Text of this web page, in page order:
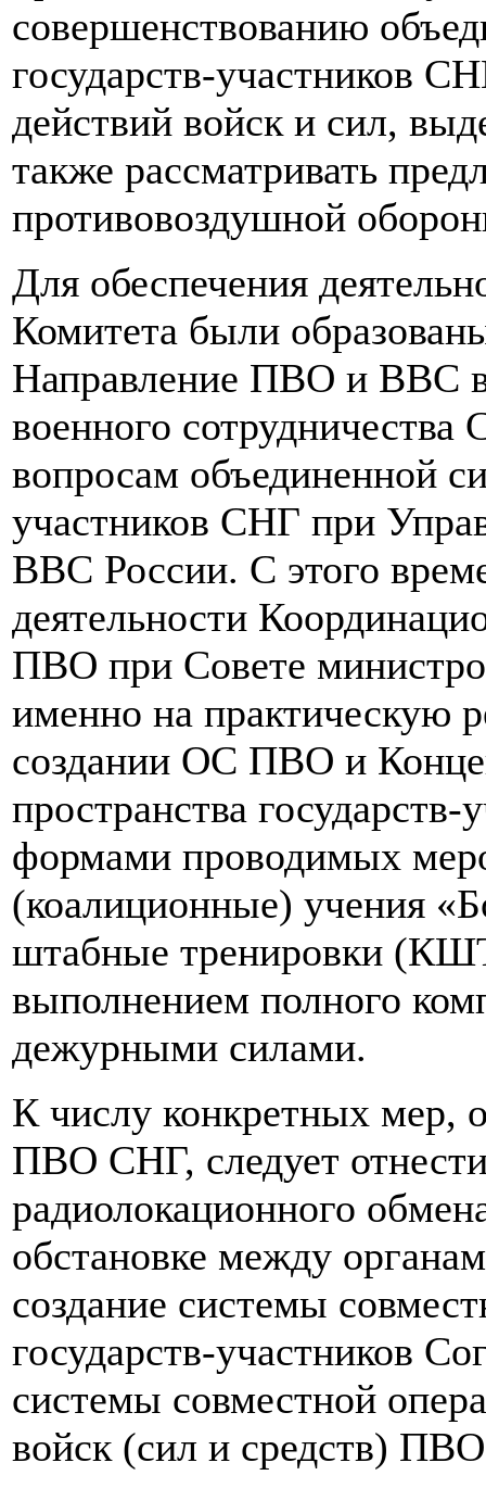
совершенствованию
государств-участников
действий войск и сил,
также рассматривать
противовоздушной
Для обеспечения
Комитета были
Направление ПВО и ВВС
военного
вопросам объединенной
участников СНГ при
ВВС России. С этого
деятельности
ПВО при Совете
именно на практическую
создании ОС ПВО и
пространства
формами проводимых
(коалиционные) учения
штабные тренировки
выполнением полного
дежурными силами.
К числу конкретных мер,
ПВО СНГ, следует
радиолокационного
обстановке между
создание системы
государств-участников
системы совместной
войск (сил и средств) ПВО